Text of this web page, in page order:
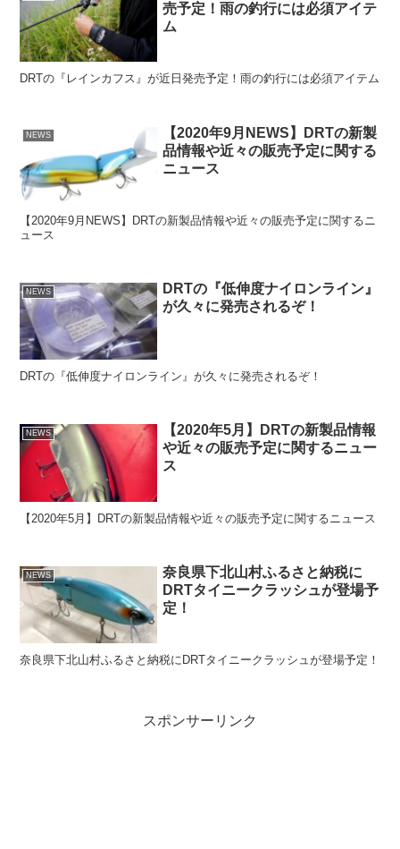
売予定！雨の釣行には必須アイテ
ム
DRTの『レインカフス』が近日発売予定！雨の釣行には必須アイテム
NEWS
【2020年9月NEWS】DRTの新製
品情報や近々の販売予定に関する
ニュース
【2020年9月NEWS】DRTの新製品情報や近々の販売予定に関するニ
ュース
NEWS
DRTの『低伸度ナイロンライン』
が久々に発売されるぞ！
DRTの『低伸度ナイロンライン』が久々に発売されるぞ！
NEWS
【2020年5月】DRTの新製品情報
や近々の販売予定に関するニュー
ス
【2020年5月】DRTの新製品情報や近々の販売予定に関するニュース
NEWS
奈良県下北山村ふるさと納税に
DRTタイニークラッシュが登場予
定！
奈良県下北山村ふるさと納税にDRTタイニークラッシュが登場予定！
スポンサーリンク